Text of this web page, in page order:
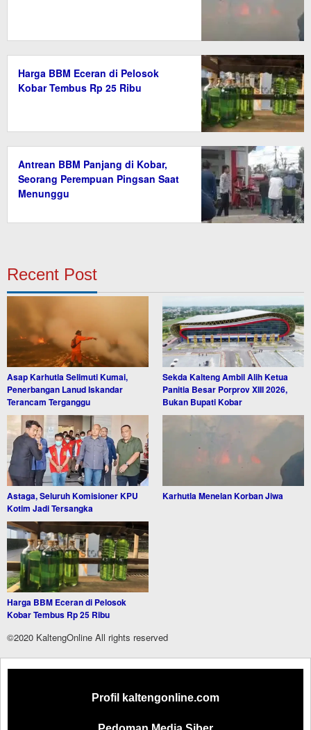
Harga BBM Eceran di Pelosok
Kobar Tembus Rp 25 Ribu
Antrean BBM Panjang di Kobar,
Seorang Perempuan Pingsan Saat
Menunggu
Recent Post
Asap Karhutla Selimuti Kumai,
Penerbangan Lanud Iskandar
Terancam Terganggu
Sekda Kalteng Ambil Alih Ketua
Panitia Besar Porprov XIII 2026,
Bukan Bupati Kobar
Astaga, Seluruh Komisioner KPU
Kotim Jadi Tersangka
Karhutla Menelan Korban Jiwa
Harga BBM Eceran di Pelosok
Kobar Tembus Rp 25 Ribu
©2020 KaltengOnline All rights reserved
Profil kaltengonline.com